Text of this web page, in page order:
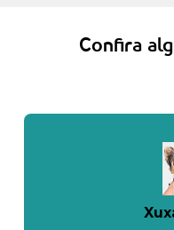
Confira